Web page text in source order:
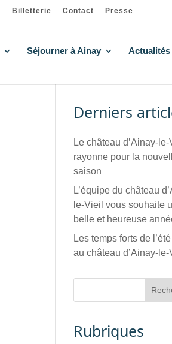
Billetterie Contact Presse
Séjourner à Ainay Actualités
Derniers
Le château d’Ainay-le-
rayonne pour la
saison
L’équipe du château
le-Vieil vous souhaite
belle et heureuse
Les temps forts de
au château d’Ainay-le-
Rubriques